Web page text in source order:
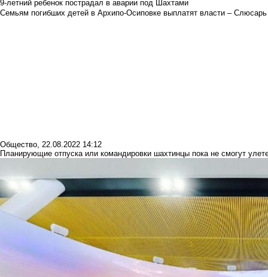
9-летний ребенок пострадал в аварии под Шахтами
Семьям погибших детей в Архипо-Осиповке выплатят власти – Слюсарь
Общество, 22.08.2022 14:12
Планирующие отпуска или командировки шахтинцы пока не смогут